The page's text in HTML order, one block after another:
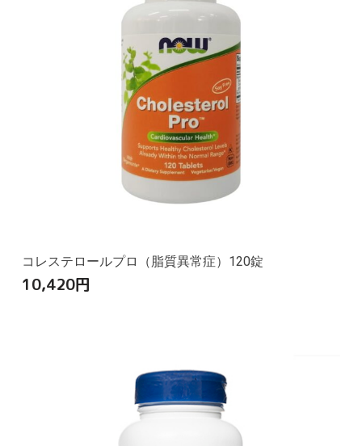
コレステロールプロ（脂質異常症）120錠
10,420円